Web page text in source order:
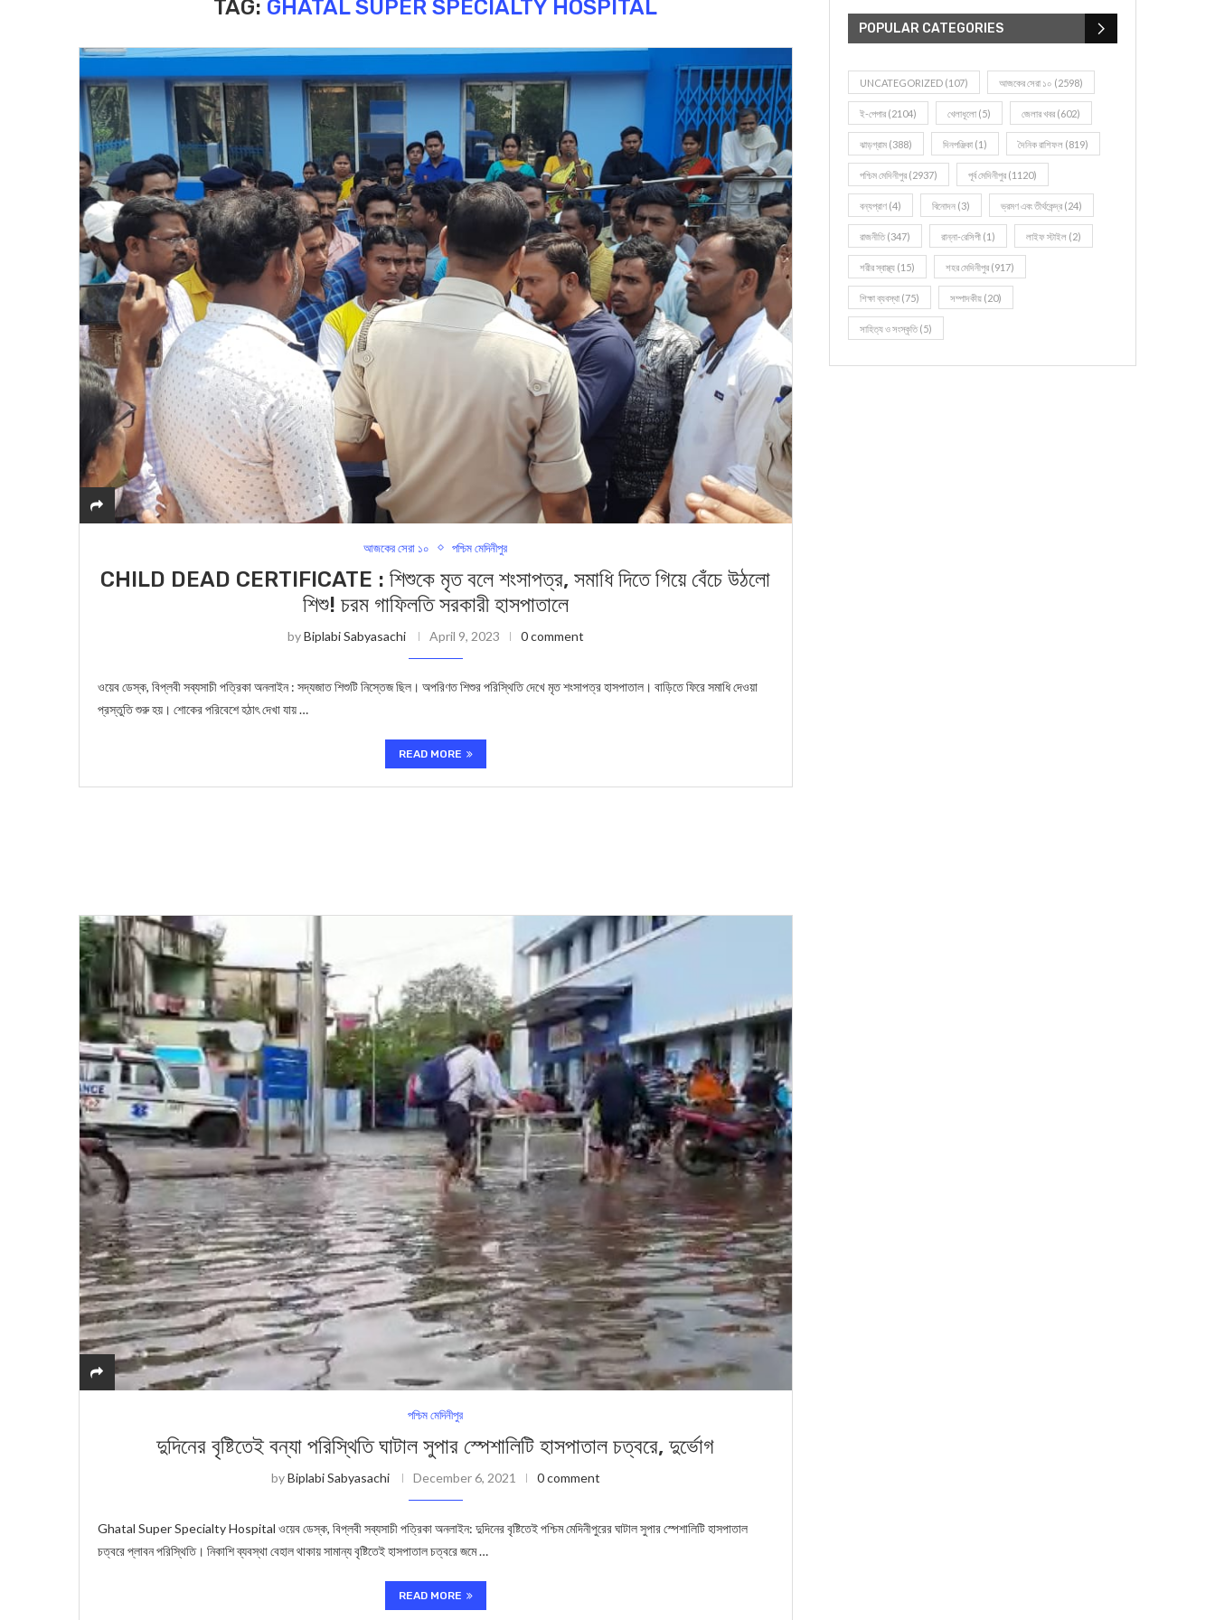
TAG: GHATAL SUPER SPECIALTY HOSPITAL
আজকের সেরা ১০ পশ্চিম মেদিনীপুর
CHILD DEAD CERTIFICATE : শিশুকে মৃত বলে শংসাপত্র, সমাধি দিতে গিয়ে বেঁচে উঠলো
শিশু! চরম গাফিলতি সরকারী হাসপাতালে
byBiplabi Sabyasachi April 9, 2023 0 comment
ওয়েব ডেস্ক, বিপ্লবী সব্যসাচী পত্রিকা অনলাইন : সদ্যজাত শিশুটি নিস্তেজ ছিল। অপরিণত শিশুর পরিস্থিতি দেখে মৃত শংসাপত্র হাসপাতাল। বাড়িতে ফিরে সমাধি দেওয়া
প্রস্তুতি শুরু হয়। শোকের পরিবেশে হঠাৎ দেখা যায় …
READ MORE
পশ্চিম মেদিনীপুর
দুদিনের বৃষ্টিতেই বন্যা পরিস্থিতি ঘাটাল সুপার স্পেশালিটি হাসপাতাল চত্বরে, দুর্ভোগ
byBiplabi Sabyasachi December 6, 2021 0 comment
Ghatal Super Specialty Hospital ওয়েব ডেস্ক, বিপ্লবী সব্যসাচী পত্রিকা অনলাইন: দুদিনের বৃষ্টিতেই পশ্চিম মেদিনীপুরের ঘাটাল সুপার স্পেশালিটি হাসপাতাল
চত্বরে প্লাবন পরিস্থিতি। নিকাশি ব্যবস্থা বেহাল থাকায় সামান্য বৃষ্টিতেই হাসপাতাল চত্বরে জমে …
READ MORE
POPULAR CATEGORIES
UNCATEGORIZED (107) আজকের সেরা ১০ (2598)
ই-পেপার (2104) খেলাধূলো (5) জেলার খবর (602)
ঝাড়গ্রাম (388) দিনপঞ্জিকা (1) দৈনিক রাশিফল (819)
পশ্চিম মেদিনীপুর (2937) পূর্ব মেদিনীপুর (1120)
বন্যপ্রাণ (4) বিনোদন (3) ভ্রমণ এবং তীর্থকেন্দ্র (24)
রাজনীতি(347) রান্না-রেসিপী (1) লাইফ স্টাইল (2)
শরীর স্বাস্থ্য (15) শহর মেদিনীপুর (917)
শিক্ষা ব্যবস্থা (75) সম্পাদকীয় (20)
সাহিত্য ও সংস্কৃতি(5)